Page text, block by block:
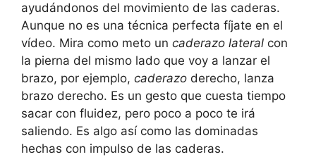
ayudándonos del movimiento de las caderas.
Aunque no es una técnica perfecta fíjate en el
vídeo. Mira como meto un caderazo lateral con
la pierna del mismo lado que voy a lanzar el
brazo, por ejemplo, caderazo derecho, lanza
brazo derecho. Es un gesto que cuesta tiempo
sacar con fluidez, pero poco a poco te irá
saliendo. Es algo así como las dominadas
hechas con impulso de las caderas.